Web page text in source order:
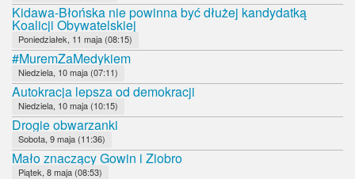
Kidawa-Błońska nie powinna być dłużej kandydatką
Koalicji Obywatelskiej
Poniedziałek, 11 maja (08:15)
#MuremZaMedykiem
Niedziela, 10 maja (07:11)
Autokracja lepsza od demokracji
Niedziela, 10 maja (10:15)
Drogie obwarzanki
Sobota, 9 maja (11:36)
Mało znaczący Gowin i Ziobro
Piątek, 8 maja (08:53)